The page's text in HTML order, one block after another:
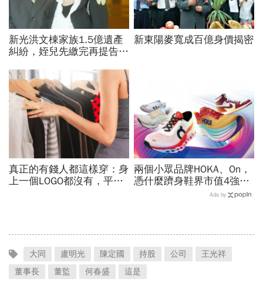
新光洪文棟家族1.5億遺產
糾紛，姪兒先繳完再提告！
4476萬
新東陽麥寬成百億身價揭密
真正的有錢人都這樣穿：身
上一個LOGO都沒有，平凡
兩個小眾品牌HOKA、On，
憑什麼躋身鞋界市值4強、
撼動台灣代工廠版圖？ 解
Ads by
大同 盧明光 陳定國 持股 公司
王光祥
董事長
董監 何春盛 這是